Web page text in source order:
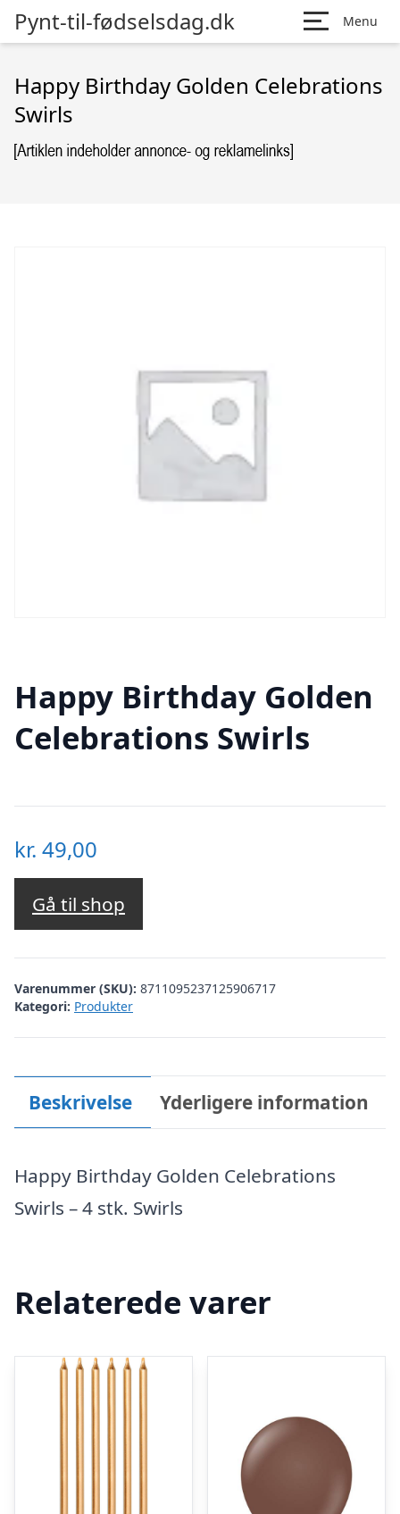
Pynt-til-fødselsdag.dk Menu
Happy Birthday Golden Celebrations
Swirls
Happy Birthday Golden
Celebrations Swirls
kr. 49,00
Gå til shop
Varenummer (SKU): 8711095237125906717
Kategori: Produkter
Beskrivelse Yderligere information
Happy Birthday Golden Celebrations
Swirls – 4 stk. Swirls
Relaterede varer